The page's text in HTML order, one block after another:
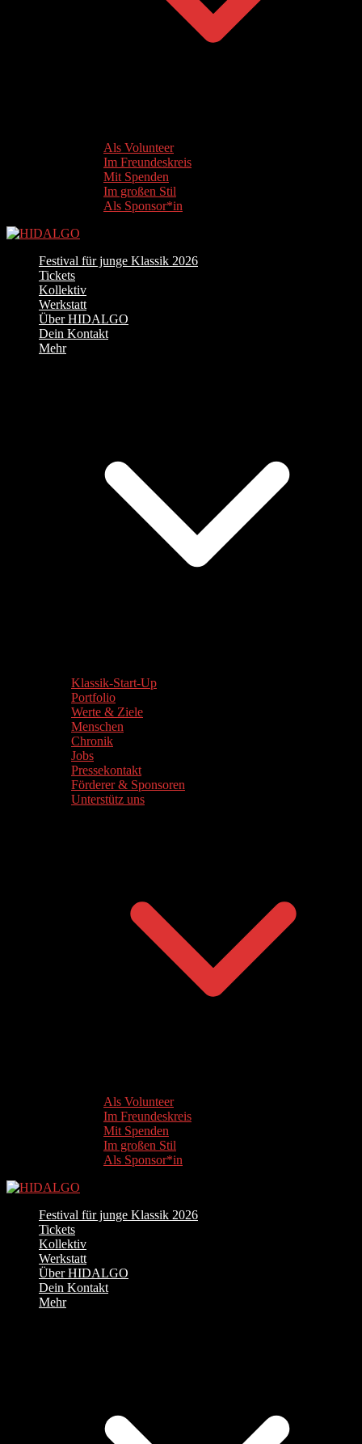
Als Volunteer
Im Freundeskreis
Mit Spenden
Im großen Stil
Als Sponsor*in
Festival für junge Klassik 2026
Tickets
Kollektiv
Werkstatt
Über HIDALGO
Dein Kontakt
Mehr
Klassik-Start-Up
Portfolio
Werte & Ziele
Menschen
Chronik
Jobs
Pressekontakt
Förderer & Sponsoren
Unterstütz uns
Als Volunteer
Im Freundeskreis
Mit Spenden
Im großen Stil
Als Sponsor*in
Festival für junge Klassik 2026
Tickets
Kollektiv
Werkstatt
Über HIDALGO
Dein Kontakt
Mehr